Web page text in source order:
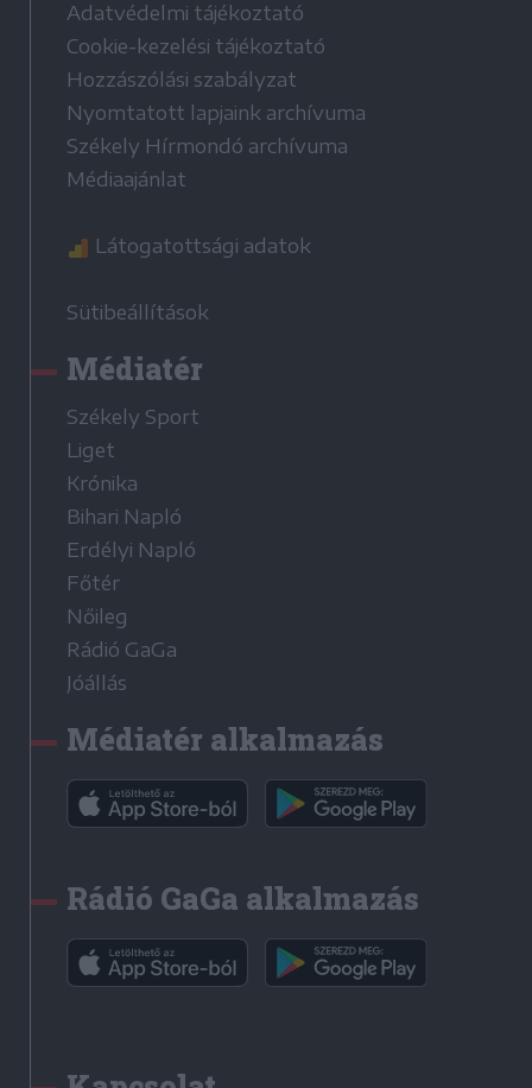
Adatvédelmi tájékoztató
Cookie-kezelési tájékoztató
Hozzászólási szabályzat
Nyomtatott lapjaink archívuma
Székely Hírmondó archívuma
Médiaajánlat
Látogatottsági adatok
Sütibeállítások
Médiatér
Székely Sport
Liget
Krónika
Bihari Napló
Erdélyi Napló
Főtér
Nőileg
Rádió GaGa
Jóállás
Médiatér alkalmazás
Rádió GaGa alkalmazás